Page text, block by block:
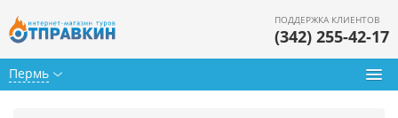
Пермь
ПОДДЕРЖКА КЛИЕНТОВ
(342) 255-42-17